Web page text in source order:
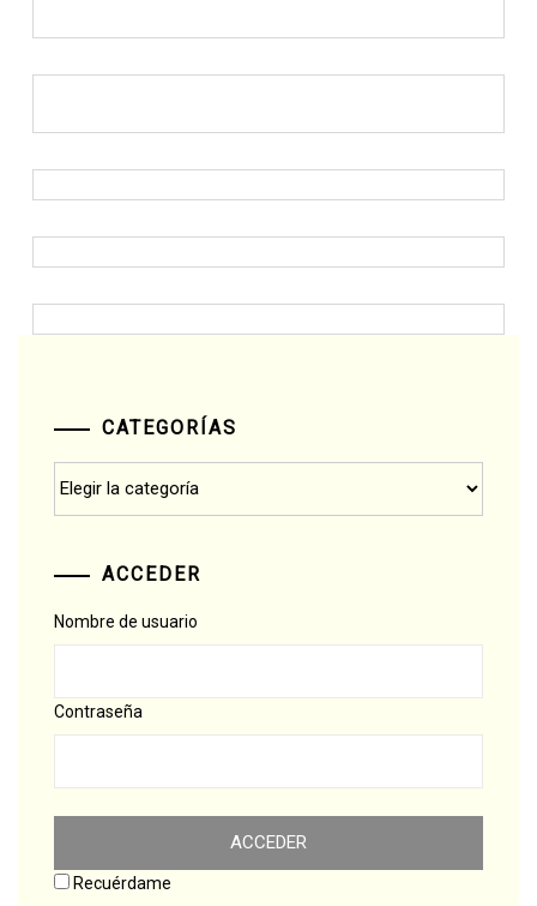
CATEGORÍAS
ACCEDER
Nombre de usuario
Contraseña
Recuérdame